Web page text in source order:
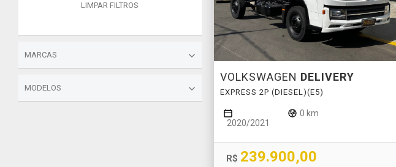
LIMPAR FILTROS
MARCAS
MODELOS
VOLKSWAGEN DELIVERY
EXPRESS 2P (DIESEL)(E5)
2020/2021
0 km
R$ 239.900,00